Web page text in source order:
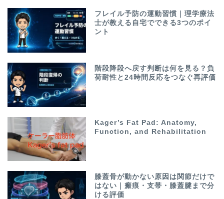
フレイル予防の運動習慣｜理学療法
士が教える自宅でできる3つのポイ
ント
階段降段へ戻す判断は何を見る？負
荷耐性と24時間反応をつなぐ再評価
Kager’s Fat Pad: Anatomy,
Function, and Rehabilitation
膝蓋骨が動かない原因は関節だけで
はない｜瘢痕・支帯・膝蓋腱まで分
ける評価